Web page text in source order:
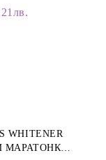
WHITENER
МАРАТОНКИ,